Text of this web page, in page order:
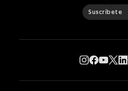
Suscríbete